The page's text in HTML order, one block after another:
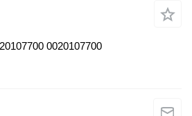
0020107700